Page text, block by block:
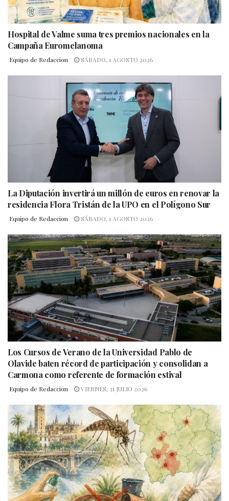
Hospital de Valme suma tres premios nacionales en la
Campaña Euromelanoma
Equipo de Redaccion SÁBADO, 1 AGOSTO 2026
La Diputación invertirá un millón de euros en renovar la
residencia Flora Tristán de la UPO en el Polígono Sur
Equipo de Redaccion SÁBADO, 1 AGOSTO 2026
Los Cursos de Verano de la Universidad Pablo de
Olavide baten récord de participación y consolidan a
Carmona como referente de formación estival
Equipo de Redaccion VIERNES, 31 JULIO 2026